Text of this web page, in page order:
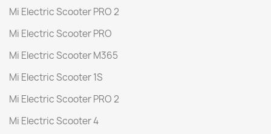
Mi Electric Scooter PRO 2
Mi Electric Scooter PRO
Mi Electric Scooter M365
Mi Electric Scooter 1S
Mi Electric Scooter PRO 2
Mi Electric Scooter 4